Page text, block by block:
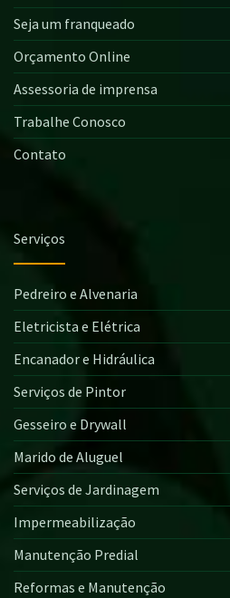
Seja um franqueado
Orçamento Online
Assessoria de imprensa
Trabalhe Conosco
Contato
Serviços
Pedreiro e Alvenaria
Eletricista e Elétrica
Encanador e Hidráulica
Serviços de Pintor
Gesseiro e Drywall
Marido de Aluguel
Serviços de Jardinagem
Impermeabilização
Manutenção Predial
Reformas e Manutenção